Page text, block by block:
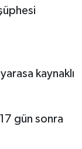
kaynaklı
gün sonra